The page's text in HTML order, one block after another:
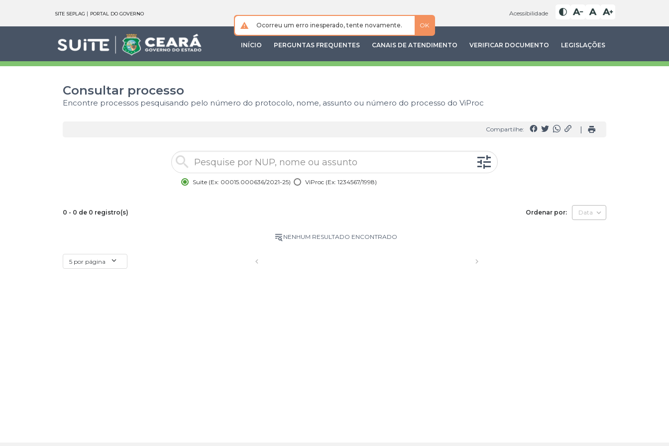
SITE SEPLAG PORTAL DO GOVERNO Acessibilidade
INÍCIO PERGUNTAS FREQUENTES CANAIS DE ATENDIMENTO VERIFICAR DOCUMENTO LEGISLAÇÕES
Consultar processo
Encontre processos pesquisando pelo número do protocolo, nome, assunto ou número do processo do ViProc
Compartilhe: |
Suite (Ex: 00015.000636/2021-25) ViProc (Ex: 1234567/1998)
0 - 0 de 0 registro(s) Ordenar por: Data
NENHUM RESULTADO ENCONTRADO
5 por página
Ocorreu um erro inesperado, tente novamente. OK